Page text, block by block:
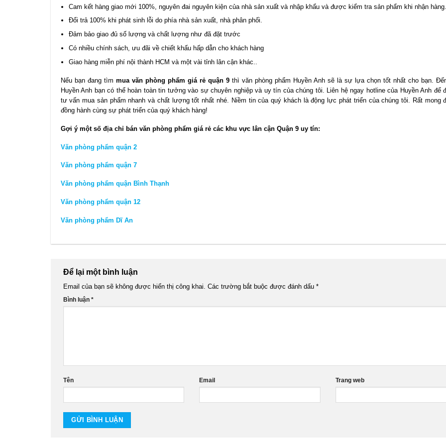
Cam kết hàng giao mới 100%, nguyên đai nguyên kiện của nhà sản xuất và nhập khẩu và được kiểm tra sản phẩm khi nhận hàng.
Đổi trả 100% khi phát sinh lỗi do phía nhà sản xuất, nhà phân phối.
Đảm bảo giao đủ số lượng và chất lượng như đã đặt trước
Có nhiều chính sách, ưu đãi về chiết khấu hấp dẫn cho khách hàng
Giao hàng miễn phí nội thành HCM và một vài tỉnh lân cận khác..
Nếu bạn đang tìm mua văn phòng phẩm giá rẻ quận 9thì văn phòng phẩm Huyền Anh sẽ là sự lựa chọn tốt nhất cho bạn.
Huyền Anh bạn có thể hoàn toàn tin tưởng vào sự chuyên nghiệp và uy tín của chúng tôi. Liên hệ ngay hotline của Huyền Anh để
tư vấn mua sản phẩm nhanh và chất lượng tốt nhất nhé. Niềm tin của quý khách là động lực phát triển của chúng tôi. Rất mong
đồng hành cùng sự phát triển của quý khách hàng!
Gợi ý một số địa chỉ bán văn phòng phẩm giá rẻ các khu vực lân cận Quận 9 uy tín:
Văn phòng phẩm quận 2
Văn phòng phẩm quận 7
Văn phòng phẩm quận Bình Thạnh
Văn phòng phẩm quận 12
Văn phòng phẩm Dĩ An
Để lại một bình luận
Email của bạn sẽ không được hiển thị công khai. Các trường bắt buộc được đánh dấu *
Bình luận *
Tên Email Trang web